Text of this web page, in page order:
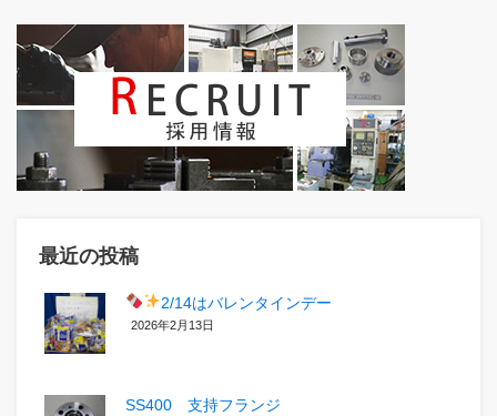
最近の投稿
2/14はバレンタインデー
2026年2月13日
SS400 支持フランジ